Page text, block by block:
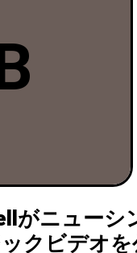
がニューシ
クビデオを